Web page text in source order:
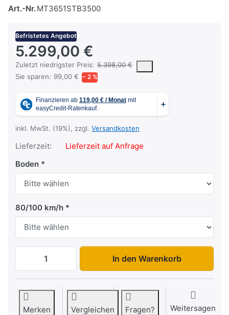
Art.-Nr.MT3651STB3500
Befristetes Angebot
5.299,00 €
Zuletzt niedrigster Preis: 5.398,00 €
Es handelt sich um den niedrigsten Preis des Produktes in den
Sie sparen: 99,00 € − 2 %
inkl. MwSt. (19%), zzgl. Versandkosten
Lieferzeit:
Lieferzeit auf Anfrage
Boden
80/100 km/h
MT 3651STB 3500 zu 5.299,00 €, Menge
In den Warenkorb
Merken Vergleichen Fragen? Weitersagen